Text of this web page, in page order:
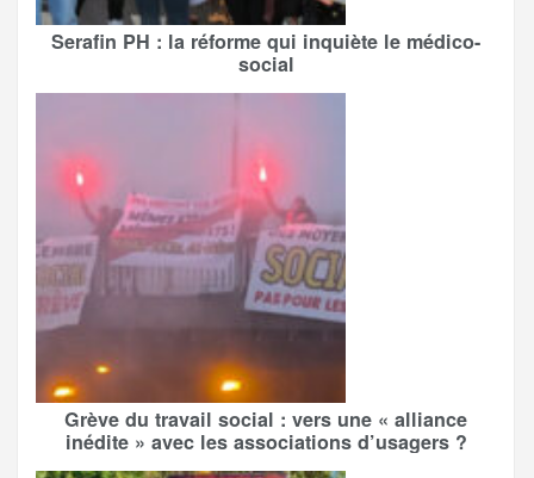
Serafin PH : la réforme qui inquiète le médico-
social
Grève du travail social : vers une « alliance
inédite » avec les associations d’usagers ?